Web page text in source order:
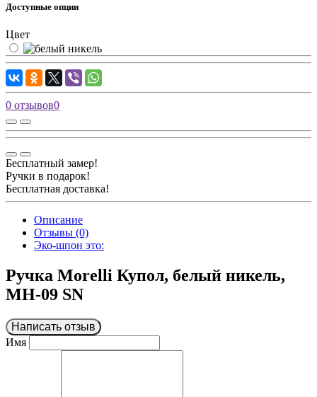
Доступные опции
Цвет
0 отзывов0
Бесплатный замер!
Ручки в подарок!
Бесплатная доставка!
Описание
Отзывы (0)
Эко-шпон это:
Ручка Morelli Купол, белый никель,
MH-09 SN
Написать отзыв
Имя